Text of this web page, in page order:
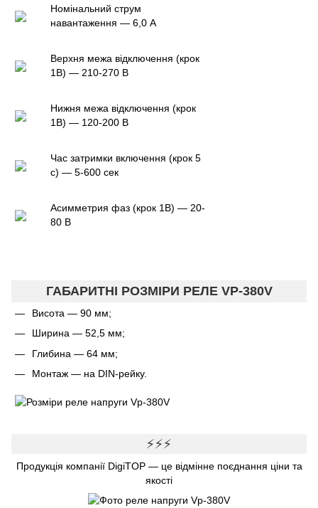
Номінальний струм
навантаження — 6,0 А
Верхня межа відключення (крок
1В) — 210-270 В
Нижня межа відключення (крок
1В) — 120-200 В
Час затримки включення (крок 5
с) — 5-600 сек
Асимметрия фаз (крок 1В) — 20-
80 В
ГАБАРИТНІ РОЗМІРИ РЕЛЕ VP-380V
Висота — 90 мм;
Ширина — 52,5 мм;
Глибина — 64 мм;
Монтаж — на DIN-рейку.
⚡⚡⚡
Продукція компанії DigiTOP — це відмінне поєднання ціни та
якості